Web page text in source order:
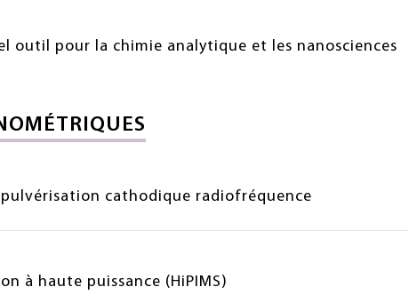
outil pour la chimie analytique et les nanosciences
cathodique radiofréquence
à haute puissance (HiPIMS)